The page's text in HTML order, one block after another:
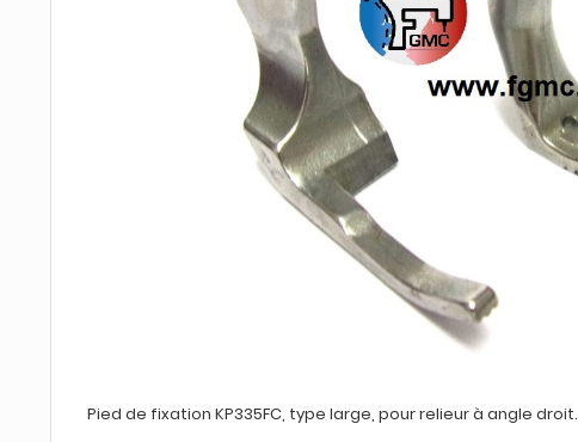
Pied de fixation KP335FC, type large, pour relieur à angle droit.